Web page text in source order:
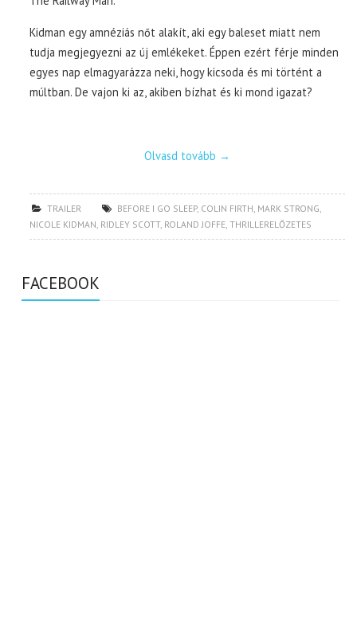
Kidman egy amnéziás nőt alakít, aki egy baleset miatt nem
tudja megjegyezni az új emlékeket. Éppen ezért férje minden
egyes nap elmagyarázza neki, hogy kicsoda és mi történt a
múltban. De vajon ki az, akiben bízhat és ki mond igazat?
Olvasd tovább →
TRAILER BEFORE I GO SLEEP, COLIN FIRTH, MARK STRONG,
NICOLE KIDMAN, RIDLEY SCOTT, ROLAND JOFFE,THRILLERELŐZETES
FACEBOOK